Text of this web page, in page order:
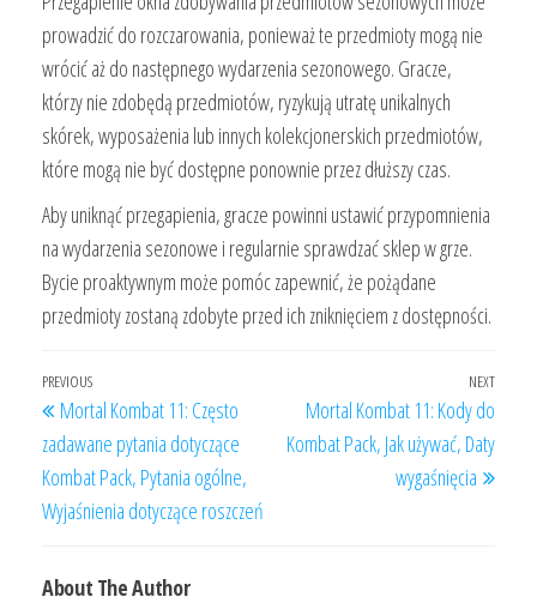
prowadzić do rozczarowania, ponieważ te przedmioty mogą nie
wrócić aż do następnego wydarzenia sezonowego. Gracze,
którzy nie zdobędą przedmiotów, ryzykują utratę unikalnych
skórek, wyposażenia lub innych kolekcjonerskich przedmiotów,
które mogą nie być dostępne ponownie przez dłuższy czas.
Aby uniknąć przegapienia, gracze powinni ustawić przypomnienia
na wydarzenia sezonowe i regularnie sprawdzać sklep w grze.
Bycie proaktywnym może pomóc zapewnić, że pożądane
przedmioty zostaną zdobyte przed ich zniknięciem z dostępności.
Post
navigation
Previous
Post
PREVIOUS
Mortal Kombat 11: Często
zadawane pytania dotyczące
Kombat Pack, Pytania ogólne,
Wyjaśnienia dotyczące roszczeń
Next
NEXT
Mortal Kombat 11: Kody do
Kombat Pack, Jak używać, Daty
wygaśnięcia
About The Author